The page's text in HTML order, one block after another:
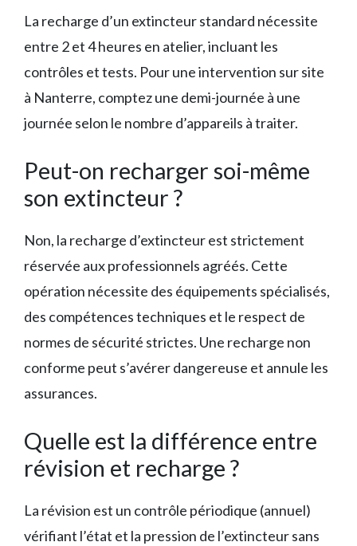
La recharge d’un extincteur standard nécessite
entre 2 et 4 heures en atelier, incluant les
contrôles et tests. Pour une intervention sur site
à Nanterre, comptez une demi-journée à une
journée selon le nombre d’appareils à traiter.
Peut-on recharger soi-même
son extincteur ?
Non, la recharge d’extincteur est strictement
réservée aux professionnels agréés. Cette
opération nécessite des équipements spécialisés,
des compétences techniques et le respect de
normes de sécurité strictes. Une recharge non
conforme peut s’avérer dangereuse et annule les
assurances.
Quelle est la différence entre
révision et recharge ?
La révision est un contrôle périodique (annuel)
vérifiant l’état et la pression de l’extincteur sans